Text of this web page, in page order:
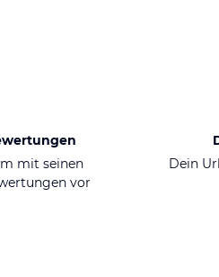
mit seinen
vor
Dein